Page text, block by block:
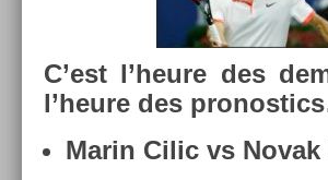
C’est l’heure des
l’heure des
Marin Cilic vs